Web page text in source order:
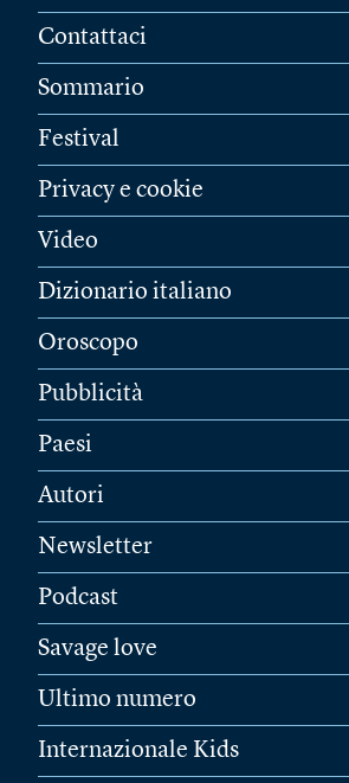
Contattaci
Sommario
Festival
Privacy e cookie
Video
Dizionario italiano
Oroscopo
Pubblicità
Paesi
Autori
Newsletter
Podcast
Savage love
Ultimo numero
Internazionale Kids